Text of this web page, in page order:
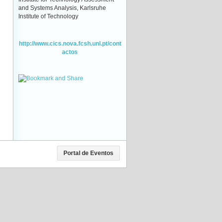
and Systems Analysis, Karlsruhe
Institute of Technology
http://www.cics.nova.fcsh.unl.pt/cont
actos
Portal de Eventos